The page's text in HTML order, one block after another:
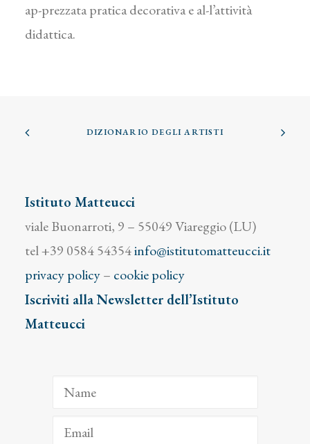
ap-prezzata pratica decorativa e al-l’attività
didattica.
DIZIONARIO DEGLI ARTISTI
Istituto Matteucci
viale Buonarroti, 9 – 55049 Viareggio (LU)
tel +39 0584 54354info@istitutomatteucci.it
privacy policy– cookie policy
Iscriviti alla Newsletter dell’Istituto
Matteucci